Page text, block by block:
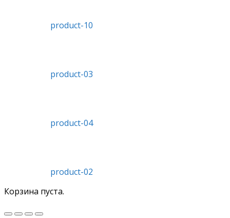
product-10
product-03
product-04
product-02
Корзина пуста.